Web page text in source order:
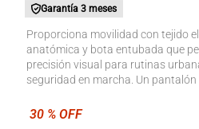
Garantía 3 meses
Proporciona movilidad con tejido
anatómica y bota entubada que
precisión visual para rutinas
seguridad en marcha. Un